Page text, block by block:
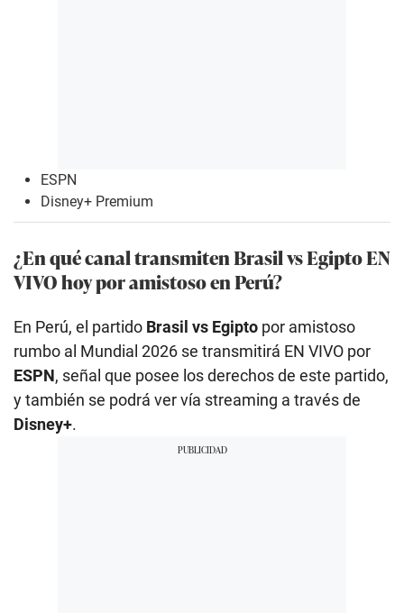
ESPN
Disney+ Premium
¿En qué canal transmiten Brasil vs Egipto EN
VIVO hoy por amistoso en Perú?
En Perú, el partido Brasil vs Egipto por amistoso
rumbo al Mundial 2026 se transmitirá EN VIVO por
ESPN, señal que posee los derechos de este partido,
y también se podrá ver vía streaming a través de
Disney+.